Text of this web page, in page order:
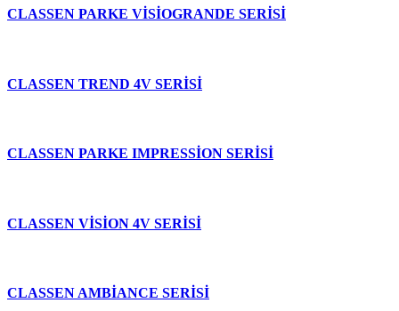
CLASSEN PARKE VİSİOGRANDE SERİSİ
CLASSEN TREND 4V SERİSİ
CLASSEN PARKE IMPRESSİON SERİSİ
CLASSEN VİSİON 4V SERİSİ
CLASSEN AMBİANCE SERİSİ